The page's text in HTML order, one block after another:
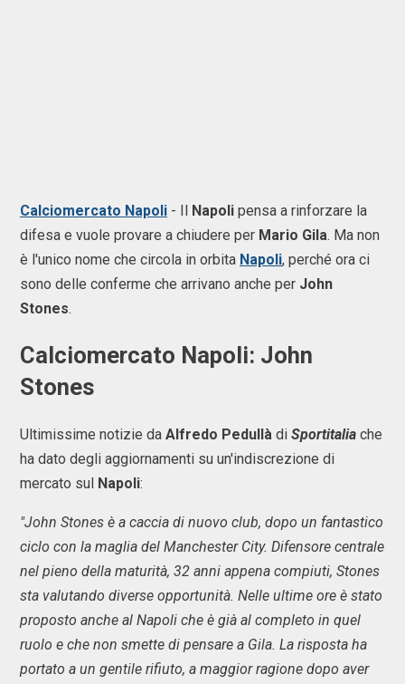
Calciomercato Napoli - Il Napoli pensa a rinforzare la
difesa e vuole provare a chiudere per Mario Gila. Ma non
è l'unico nome che circola in orbita Napoli, perché ora ci
sono delle conferme che arrivano anche per John
Stones.
Calciomercato Napoli: John
Stones
Ultimissime notizie da Alfredo Pedullà di Sportitalia che
ha dato degli aggiornamenti su un'indiscrezione di
mercato sul
Napoli:
"John Stones è a caccia di nuovo club, dopo un fantastico
ciclo con la maglia del Manchester City. Difensore centrale
nel pieno della maturità, 32 anni appena compiuti, Stones
sta valutando diverse opportunità. Nelle ultime ore è stato
proposto anche al Napoli che è già al completo in quel
ruolo e che non smette di pensare a Gila. La risposta ha
portato a un gentile rifiuto, a maggior ragione dopo aver